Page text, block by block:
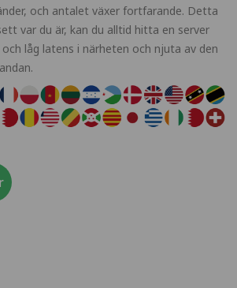
och antalet växer fortfarande. Detta
var du är, kan du alltid hitta en server
låg latens i närheten och njuta av den